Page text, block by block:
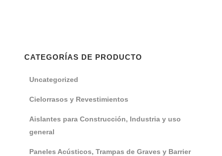
CATEGORÍAS DE PRODUCTO
Uncategorized
Cielorrasos y Revestimientos
Aislantes para Construcción, Industria y uso
general
Paneles Acústicos, Trampas de Graves y Barrier